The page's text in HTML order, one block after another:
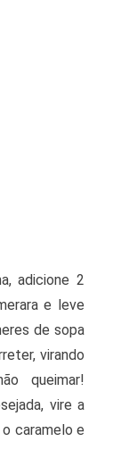
adicione 2
e leve
de sopa
virando
queimar!
vire a
caramelo e